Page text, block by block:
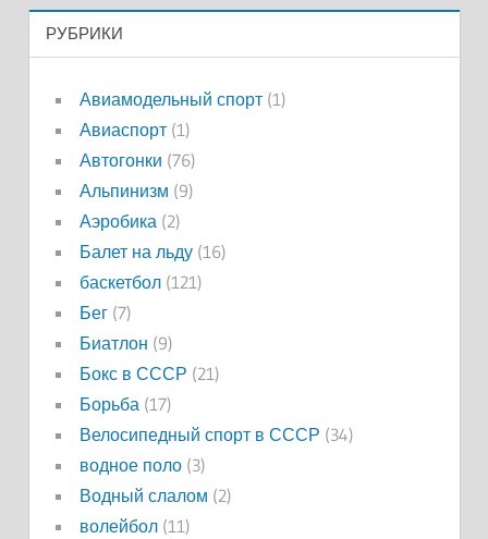
РУБРИКИ
Авиамодельный спорт(1)
Авиаспорт(1)
Автогонки (76)
Альпинизм (9)
Аэробика(2)
Балет на льду(16)
баскетбол(121)
Бег(7)
Биатлон (9)
Бокс в СССР (21)
Борьба(17)
Велосипедный спорт в СССР (34)
водное поло(3)
Водный слалом (2)
волейбол(11)